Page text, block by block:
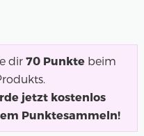
dir 70 Punkte beim
jetzt kostenlos
Punktesammeln!